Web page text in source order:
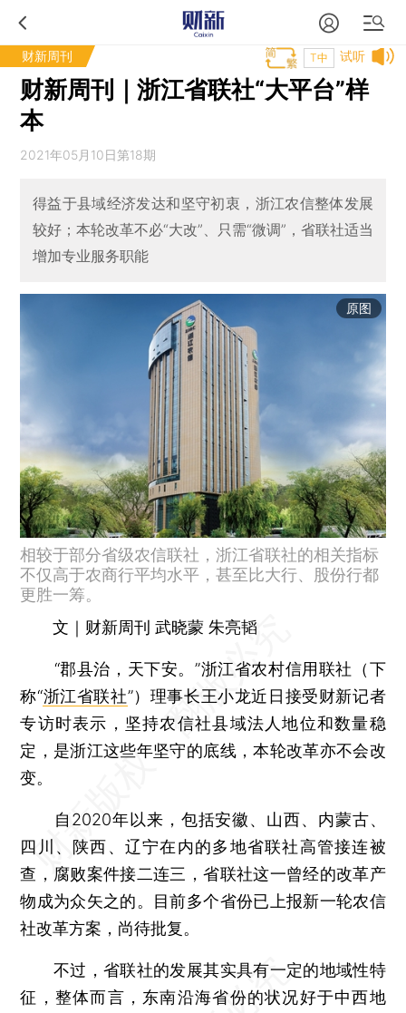
财新周刊 试听
T中
财新周刊｜浙江省联社“大平台”样
本
2021年05月10日第18期
得益于县域经济发达和坚守初衷，浙江农信整体发展
较好；本轮改革不必“大改”、只需“微调”，省联社适当
增加专业服务职能
原图
相较于部分省级农信联社，浙江省联社的相关指标
不仅高于农商行平均水平，甚至比大行、股份行都
更胜一筹。
文｜财新周刊 武晓蒙 朱亮韬
“郡县治，天下安。”浙江省农村信用联社（下
称“浙江省联社”）理事长王小龙近日接受财新记者
专访时表示，坚持农信社县域法人地位和数量稳
定，是浙江这些年坚守的底线，本轮改革亦不会改
变。
自2020年以来，包括安徽、山西、内蒙古、
四川、陕西、辽宁在内的多地省联社高管接连被
查，腐败案件接二连三，省联社这一曾经的改革产
物成为众矢之的。目前多个省份已上报新一轮农信
社改革方案，尚待批复。
不过，省联社的发展其实具有一定的地域性特
征，整体而言，东南沿海省份的状况好于中西地